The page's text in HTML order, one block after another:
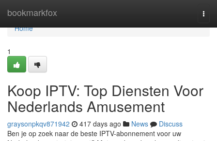
bookmarkfox
Home
Home
1
Koop IPTV: Top Diensten Voor
Nederlands Amusement
graysonpkqv871942 417 days ago News
Discuss
Ben je op zoek naar de beste IPTV-abonnement voor uw